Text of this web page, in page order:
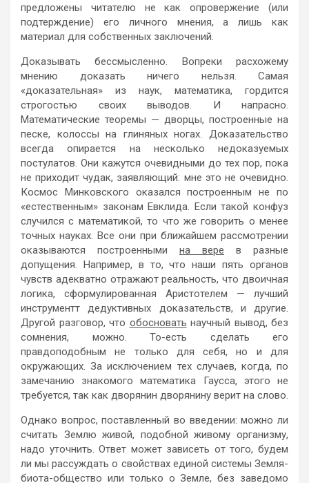
предложены читателю не как опровержение (или
подтерждение) его личного мнения, а лишь как
материал для собственных заключений.
Доказывать бессмысленно. Вопреки расхожему
мнению доказать ничего нельзя. Самая
«доказательная» из наук, математика, гордится
строгостью своих выводов. И напрасно.
Математические теоремы — дворцы, построенные на
песке, колоссы на глиняных ногах. Доказательство
всегда опирается на несколько недоказуемых
постулатов. Они кажутся очевидными до тех пор, пока
не приходит чудак, заявляющий: мне это не очевидно.
Космос Минковского оказался построенным не по
«естественным» законам Евклида. Если такой конфуз
случился с математикой, то что же говорить о менее
точных науках. Все они при ближайшем рассмотрении
оказываются построенными на вере в разные
допущения. Например, в то, что наши пять органов
чувств адекватно отражают реальность, что двоичная
логика, сформулированная Аристотелем — лучший
инструментт дедуктивных доказательств, и другие.
Другой разговор, что обосновать научный вывод, без
сомнения, можно. То-есть сделать его
правдоподобным не только для себя, но и для
окружающих. За исключением тех случаев, когда, по
замечанию знакомого математика Гаусса, этого не
требуется, так как дворянин дворянину верит на слово.
Однако вопрос, поставленный во введении: можно ли
считать Землю живой, подобной живому организму,
надо уточнить. Ответ может зависеть от того, будем
ли мы рассуждать о свойствах единой системы Земля-
биота-общество или только о Земле, без заведомо